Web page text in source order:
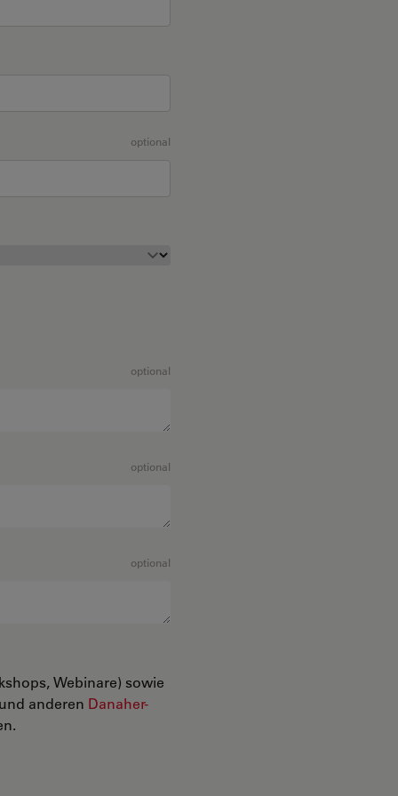
optional
optional
optional
optional
Webinare) sowie
anderen Danaher-